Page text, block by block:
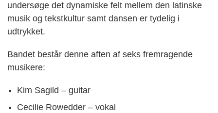
undersøge det dynamiske felt mellem den latinske
musik og tekstkultur samt dansen er tydelig i
udtrykket.
Bandet består denne aften af seks fremragende
musikere:
Kim Sagild – guitar
Cecilie Rowedder – vokal